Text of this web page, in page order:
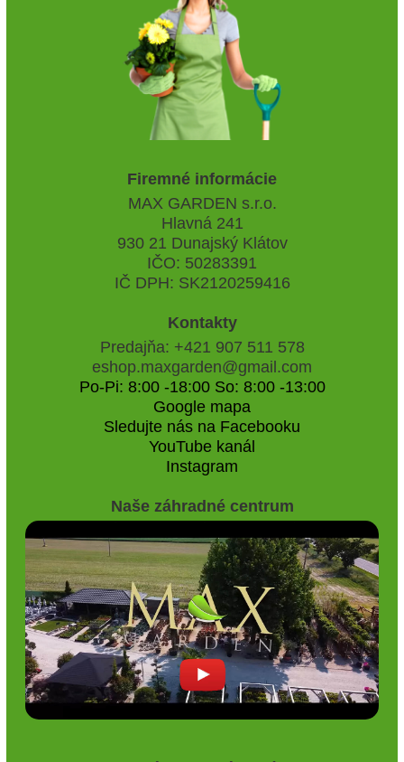
Firemné informácie
MAX GARDEN s.r.o.
Hlavná 241
930 21 Dunajský Klátov
IČO: 50283391
IČ DPH: SK2120259416
Kontakty
Predajňa: +421 907 511 578
eshop.maxgarden@gmail.com
Po-Pi: 8:00 -18:00 So: 8:00 -13:00
Google mapa
Sledujte nás na Facebooku
YouTube kanál
Instagram
Naše záhradné centrum